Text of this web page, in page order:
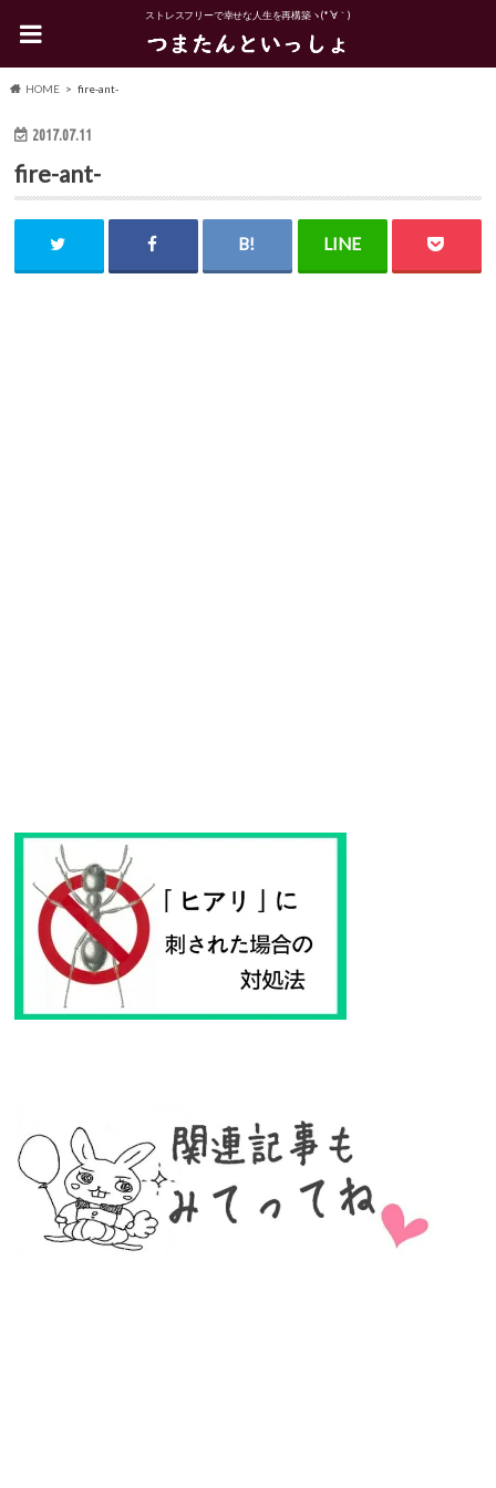
ストレスフリーで幸せな人生を再構築ヽ(*´∀｀)
HOME fire-ant-
2017.07.11
fire-ant-